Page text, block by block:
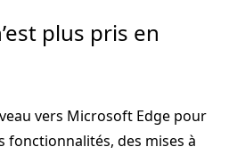
plus pris en
vers Microsoft Edge pour
des mises à